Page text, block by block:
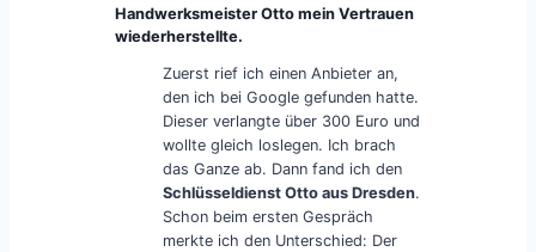
Handwerksmeister Otto mein Vertrauen
wiederherstellte.
Zuerst rief ich einen Anbieter an,
den ich bei Google gefunden hatte.
Dieser verlangte über 300 Euro und
wollte gleich loslegen. Ich brach
das Ganze ab. Dann fand ich den
Schlüsseldienst Otto aus Dresden.
Schon beim ersten Gespräch
merkte ich den Unterschied: Der